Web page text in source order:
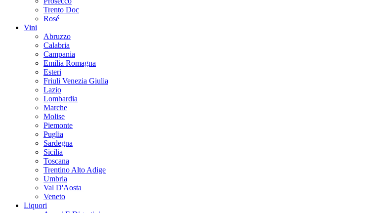
Trento Doc
Rosé
Vini
Abruzzo
Calabria
Campania
Emilia Romagna
Esteri
Friuli Venezia Giulia
Lazio
Lombardia
Marche
Molise
Piemonte
Puglia
Sardegna
Sicilia
Toscana
Trentino Alto Adige
Umbria
Val D'Aosta
Veneto
Liquori